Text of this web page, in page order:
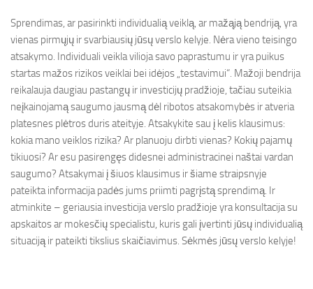
Sprendimas, ar pasirinkti individualią veiklą, ar mažąją bendriją, yra
vienas pirmųjų ir svarbiausių jūsų verslo kelyje. Nėra vieno teisingo
atsakymo. Individuali veikla vilioja savo paprastumu ir yra puikus
startas mažos rizikos veiklai bei idėjos „testavimui“. Mažoji bendrija
reikalauja daugiau pastangų ir investicijų pradžioje, tačiau suteikia
neįkainojamą saugumo jausmą dėl ribotos atsakomybės ir atveria
platesnes plėtros duris ateityje. Atsakykite sau į kelis klausimus:
kokia mano veiklos rizika? Ar planuoju dirbti vienas? Kokių pajamų
tikiuosi? Ar esu pasirengęs didesnei administracinei naštai vardan
saugumo? Atsakymai į šiuos klausimus ir šiame straipsnyje
pateikta informacija padės jums priimti pagrįstą sprendimą. Ir
atminkite – geriausia investicija verslo pradžioje yra konsultacija su
apskaitos ar mokesčių specialistu, kuris gali įvertinti jūsų individualią
situaciją ir pateikti tikslius skaičiavimus. Sėkmės jūsų verslo kelyje!